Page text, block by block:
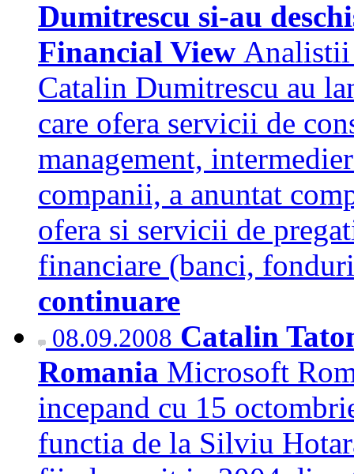
Dumitrescu si-au
Financial View Analistii
Catalin Dumitrescu au
care ofera servicii de
management,
companii, a anuntat
ofera si servicii de
financiare (banci,
continuare
08.09.2008 Catalin
Romania Microsoft
incepand cu 15
functia de la Silviu